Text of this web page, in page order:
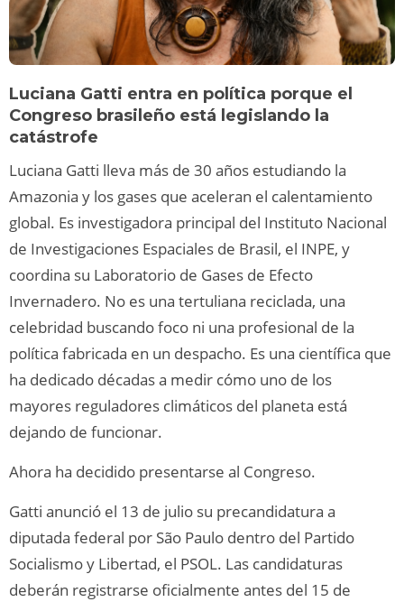
Luciana Gatti entra en política porque el
Congreso brasileño está legislando la
catástrofe
Luciana Gatti lleva más de 30 años estudiando la
Amazonia y los gases que aceleran el calentamiento
global. Es investigadora principal del Instituto Nacional
de Investigaciones Espaciales de Brasil, el INPE, y
coordina su Laboratorio de Gases de Efecto
Invernadero. No es una tertuliana reciclada, una
celebridad buscando foco ni una profesional de la
política fabricada en un despacho. Es una científica que
ha dedicado décadas a medir cómo uno de los
mayores reguladores climáticos del planeta está
dejando de funcionar.
Ahora ha decidido presentarse al Congreso.
Gatti anunció el 13 de julio su precandidatura a
diputada federal por São Paulo dentro del Partido
Socialismo y Libertad, el PSOL. Las candidaturas
deberán registrarse oficialmente antes del 15 de